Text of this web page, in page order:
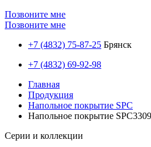
Позвоните мне
Позвоните мне
+7 (4832) 75-87-25 Брянск
+7 (4832) 69-92-98
Главная
Продукция
Напольное покрытие SPC
Напольное покрытие
Серии и коллекции